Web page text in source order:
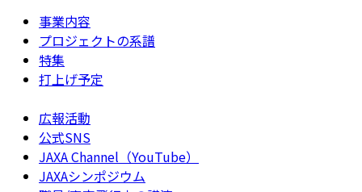
事業内容
プロジェクトの系譜
特集
打上げ予定
広報活動
公式SNS
JAXA Channel（YouTube）
JAXAシンポジウム